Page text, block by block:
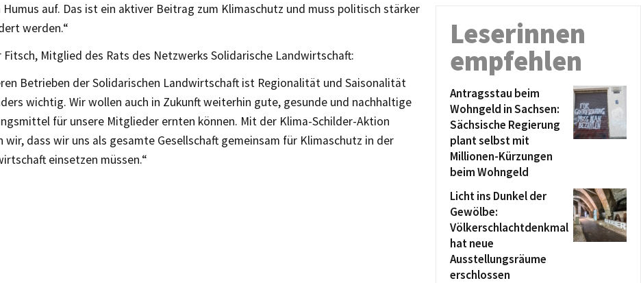
Humus auf. Das ist ein aktiver Beitrag zum Klimaschutz und muss politisch stärker
werden.“
Fitsch, Mitglied des Rats des Netzwerks Solidarische Landwirtschaft:
Betrieben der Solidarischen Landwirtschaft ist Regionalität und Saisonalität
wichtig. Wir wollen auch in Zukunft weiterhin gute, gesunde und nachhaltige
für unsere Mitglieder ernten können. Mit der Klima-Schilder-Aktion
wir, dass wir uns als gesamte Gesellschaft gemeinsam für Klimaschutz in der
einsetzen müssen.“
Leserinnen
empfehlen
Antragsstau beim
Wohngeld in Sachsen:
Sächsische Regierung
plant selbst mit
Millionen-Kürzungen
beim Wohngeld
Licht ins Dunkel der
Gewölbe:
Völkerschlachtdenkmal
hat neue
Ausstellungsräume
erschlossen